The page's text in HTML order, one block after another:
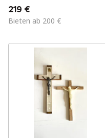
Limitierte Auflage /
Monroe /
Rahmen
219 €
Bieten ab 200 €